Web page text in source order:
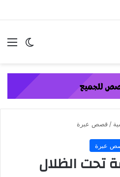
الوضع
/ قصص عبرة
عبرة
تحت الظلال